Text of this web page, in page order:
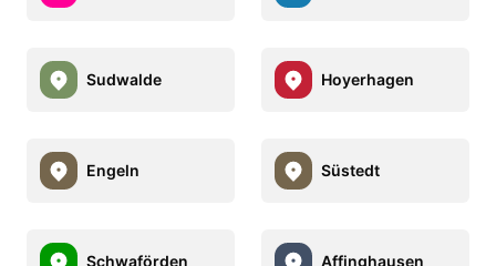
Sudwalde Hoyerhagen
Engeln Süstedt
Schwaförden Affinghausen